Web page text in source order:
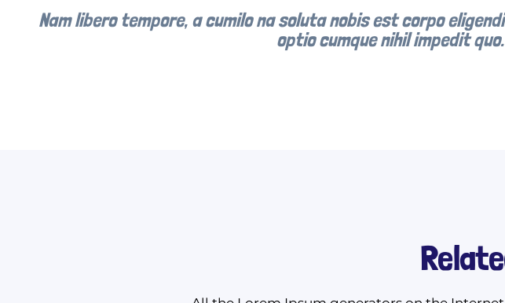
Nam libero tempore, a cumilo na soluta nobis est corpo eligendi
optio cumque nihil impedit quo.